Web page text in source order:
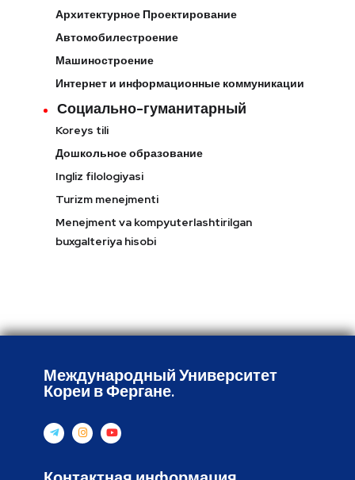
Архитектурное Проектирование
Автомобилестроение
Машиностроение
Интернет и информационные коммуникации
Социально-гуманитарный
Koreys tili
Дошкольное образование
Ingliz filologiyasi
Turizm menejmenti
Menejment va kompyuterlashtirilgan
buxgalteriya hisobi
Международный Университет
Кореи в Фергане.